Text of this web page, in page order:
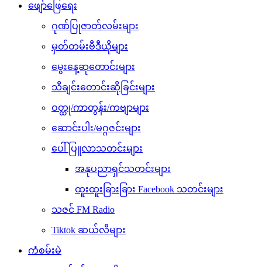
ဖျော်ဖြေရေး
ဂုဏ်ပြုဇာတ်လမ်းများ
မှတ်တမ်းဗီဒီယိုများ
မွေးနေ့ဆုတောင်းများ
သီချင်းတောင်းဆိုခြင်းများ
ဝတ္ထု/ကာတွန်း/ကဗျာများ
ဆောင်းပါး/မဂ္ဂဇင်းများ
ပေါ်ပြူလာသတင်းများ
အနုပညာရှင်သတင်းများ
ထူးထူးခြားခြား Facebook သတင်းများ
သဇင် FM Radio
Tiktok ဆယ်လီများ
ကံစမ်းမဲ